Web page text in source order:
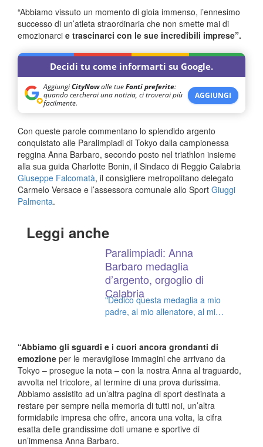
“Abbiamo vissuto un momento di gioia immenso, l’ennesimo
successo di un’atleta straordinaria che non smette mai di
emozionarci e trascinarci con le sue incredibili imprese”.
Decidi tu come informarti su Google.
AggiungiCityNowalle tueFonti preferite:
quando cercherai una notizia, ci troverai più
facilmente.
AGGIUNGI
Con queste parole commentano lo splendido argento
conquistato alle Paralimpiadi di Tokyo dalla campionessa
reggina Anna Barbaro, secondo posto nel triathlon insieme
alla sua guida Charlotte Bonin, il Sindaco di Reggio Calabria
Giuseppe Falcomatà, il consigliere metropolitano delegato
Carmelo Versace e l’assessora comunale allo Sport Giuggi
Palmenta.
Leggi anche
Paralimpiadi: Anna
Barbaro medaglia
d’argento, orgoglio di
Calabria
"Dedico questa medaglia a mio
padre, al mio allenatore, al mio
“Abbiamo gli sguardi e i cuori ancora grondanti di
emozione per le meravigliose immagini che arrivano da
Tokyo – prosegue la nota – con la nostra Anna al traguardo,
avvolta nel tricolore, al termine di una prova durissima.
Abbiamo assistito ad un’altra pagina di sport destinata a
restare per sempre nella memoria di tutti noi, un’altra
formidabile impresa che offre, ancora una volta, la cifra
esatta delle grandissime doti umane e sportive di
un’immensa Anna Barbaro.